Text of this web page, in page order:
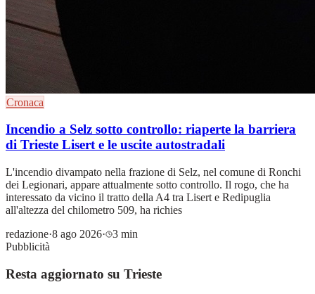
Cronaca
Incendio a Selz sotto controllo: riaperte la barriera
di Trieste Lisert e le uscite autostradali
L'incendio divampato nella frazione di Selz, nel comune di Ronchi
dei Legionari, appare attualmente sotto controllo. Il rogo, che ha
interessato da vicino il tratto della A4 tra Lisert e Redipuglia
all'altezza del chilometro 509, ha richies
redazione·8 ago 2026·
3 min
Pubblicità
Resta aggiornato su Trieste